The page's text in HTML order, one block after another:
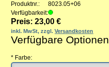
Produktnr.:
8023.05+06
Verfügbarkeit:
Preis: 23,00 €
inkl. MwSt, zzgl.Versandkosten
Verfügbare Optionen
* Farbe: